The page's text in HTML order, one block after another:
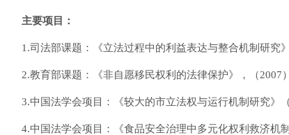
主要项目：
1.司法部课题：《立法过程中的利益表达与整合机制研究》
2.教育部课题：《非自愿移民权利的法律保护》，（2007）
3.中国法学会项目：《较大的市立法权与运行机制研究》（
4.中国法学会项目：《食品安全治理中多元化权利救济机